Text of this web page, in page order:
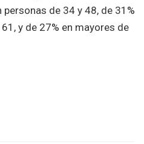
personas de 34 y 48, de 31%
y de 27% en mayores de